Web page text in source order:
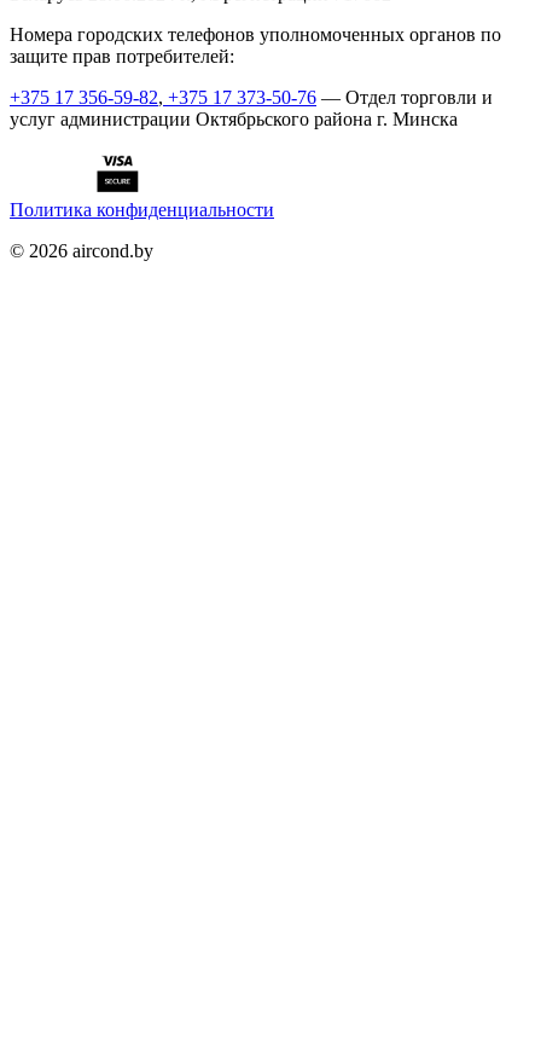
Номера городских телефонов уполномоченных органов по
защите прав потребителей:
+375 17 356-59-82, +375 17 373-50-76 — Отдел торговли и
услуг администрации Октябрьского района г. Минска
Политика конфиденциальности
© 2026 aircond.by